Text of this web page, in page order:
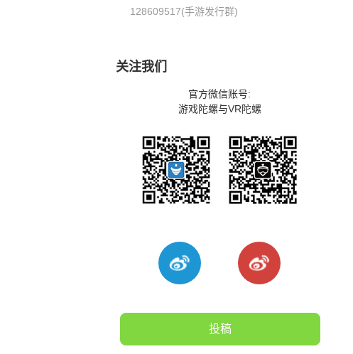
128609517(手游发行群)
关注我们
官方微信账号:
游戏陀螺与VR陀螺
投稿